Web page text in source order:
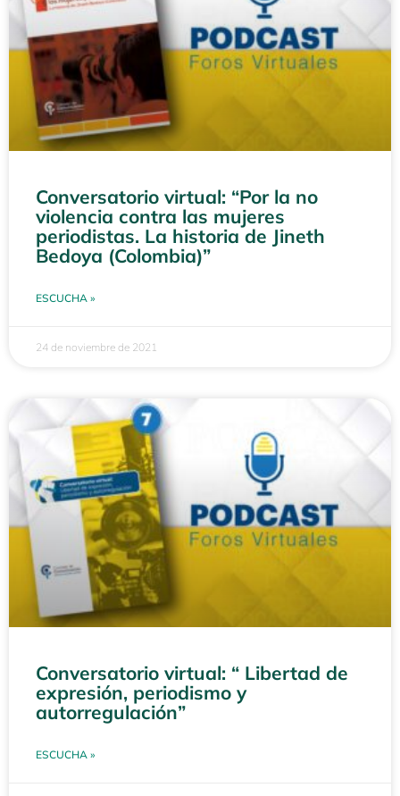
Conversatorio virtual: “Por la no
violencia contra las mujeres
periodistas. La historia de Jineth
Bedoya (Colombia)”
ESCUCHA »
24 de noviembre de 2021
Conversatorio virtual: “ Libertad de
expresión, periodismo y
autorregulación”
ESCUCHA »